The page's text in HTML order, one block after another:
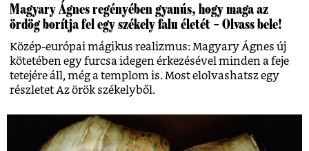
Magyary Ágnes regényében gyanús, hogy maga az
ördög borítja fel egy székely falu életét – Olvass bele!
Közép-európai mágikus realizmus: Magyary Ágnes új
kötetében egy furcsa idegen érkezésével minden a feje
tetejére áll, még a templom is. Most elolvashatsz egy
részletet Az örök székelyből.